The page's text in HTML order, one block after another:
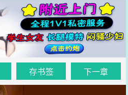
存书签 下一章